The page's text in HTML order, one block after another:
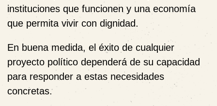
instituciones que funcionen y una economía
que permita vivir con dignidad.
En buena medida, el éxito de cualquier
proyecto político dependerá de su capacidad
para responder a estas necesidades
concretas.